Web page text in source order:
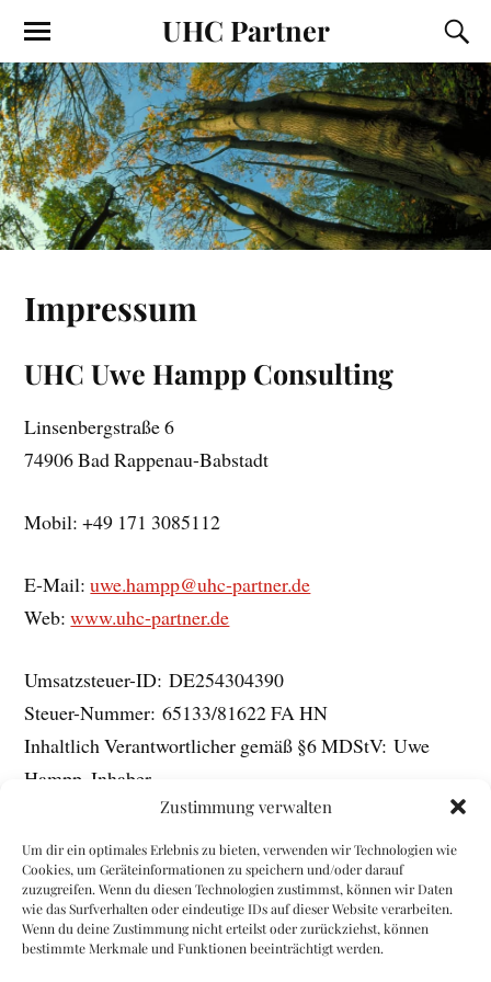
Zustimmung verwalten
Um dir ein optimales Erlebnis zu bieten, verwenden wir Technologien wie
Cookies, um Geräteinformationen zu speichern und/oder darauf
zuzugreifen. Wenn du diesen Technologien zustimmst, können wir Daten
wie das Surfverhalten oder eindeutige IDs auf dieser Website verarbeiten.
Wenn du deine Zustimmung nicht erteilst oder zurückziehst, können
bestimmte Merkmale und Funktionen beeinträchtigt werden.
UHC Partner
Impressum
UHC Uwe Hampp Consulting
Linsenbergstraße 6
74906 Bad Rappenau-Babstadt
Mobil: +49 171 3085112
E-Mail:uwe.hampp@uhc-partner.de
Web:www.uhc-partner.de
Umsatzsteuer-ID: DE254304390
Steuer-Nummer: 65133/81622 FA HN
Inhaltlich Verantwortlicher gemäß §6 MDStV: Uwe
Hampp, Inhaber
Haftungshinweis
Trotz sorgfältiger inhaltlicher Kontrolle übernehmen
wir keine Haftung für die Inhalte externer Links. Für